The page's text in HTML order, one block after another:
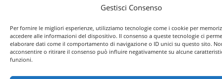
Gestisci Consenso
Per fornire le migliori esperienze, utilizziamo tecnologie come i cookie per
accedere alle informazioni del dispositivo. Il consenso a queste tecnologie ci
elaborare dati come il comportamento di navigazione o ID unici su questo sito.
acconsentire o ritirare il consenso può influire negativamente su alcune
funzioni.